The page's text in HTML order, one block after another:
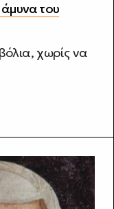
άμυνα του
χωρίς να